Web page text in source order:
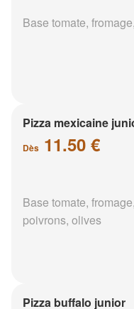
Base tomate,
Pizza mexicaine
Dès 11.50 €
Base tomate,
poivrons, olives
Pizza buffalo junior